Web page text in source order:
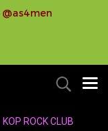
@as4men
KOP ROCK CLUB